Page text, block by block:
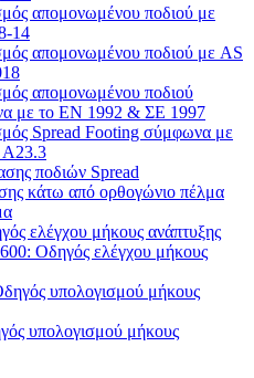
απομονωμένου ποδιού με
14
απομονωμένου ποδιού με AS
απομονωμένου ποδιού
με το ΕΝ 1992 & ΣΕ 1997
Spread Footing σύμφωνα με
A23.3
ποδιών Spread
κάτω από ορθογώνιο πέλμα
ελέγχου μήκους ανάπτυξης
Οδηγός ελέγχου μήκους
υπολογισμού μήκους
υπολογισμού μήκους